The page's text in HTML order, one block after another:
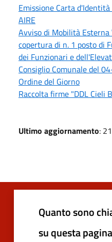
Emissione Carta
AIRE
Avviso di Mobilità
copertura di n. 1 posto di
dei Funzionari e
Consiglio Comunale del
Ordine del Giorno
Raccolta firme "DDL Cieli
Ultimo aggiornamento:
Quanto sono
su questa